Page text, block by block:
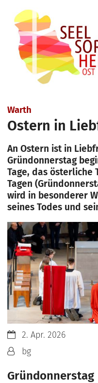
Warth
Ostern in
An Ostern ist in
Gründonnerstag
Tage, das österliche
Tagen
wird in besonderer
seines Todes und
Datum:2. Apr. 2026
Von:bg
Gründonnerstag